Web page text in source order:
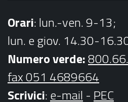
Orari: lun.-ven. 9-13;
lun. e giov. 14.30-
Numero verde:
fax 051 4689664
Scrivici:e-mail - PEC